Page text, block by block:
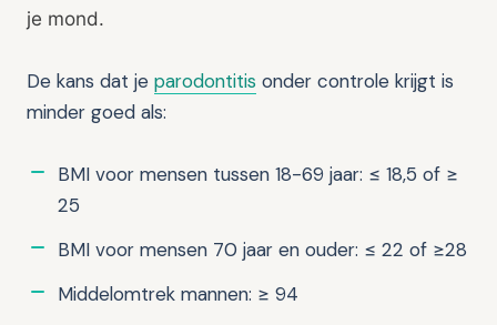
je mond.
De kans dat je parodontitis onder controle krijgt is
minder goed als:
BMI voor mensen tussen 18-69 jaar: ≤ 18,5 of ≥
25
BMI voor mensen 70 jaar en ouder: ≤ 22 of ≥28
Middelomtrek mannen: ≥ 94